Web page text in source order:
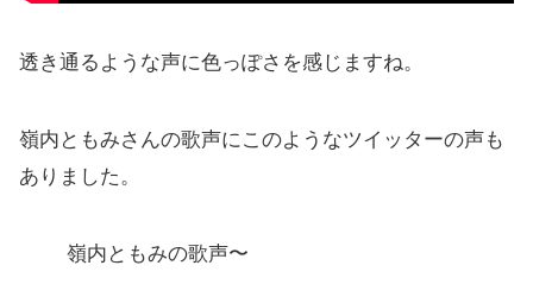
透き通るような声に色っぽさを感じますね。
嶺内ともみさんの歌声にこのようなツイッターの声も
ありました。
嶺内ともみの歌声〜